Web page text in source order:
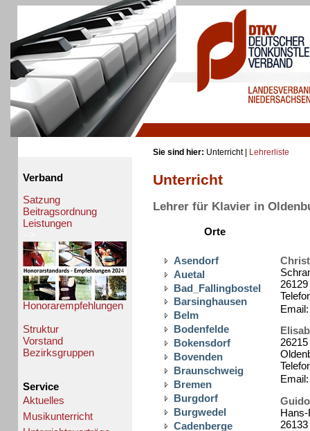
Verband
Satzung
Beitragsordnung
Leistungen
Honorarempfehlungen
Struktur
Vorstand
Bezirksgruppen
Service
Aktuelles
Musikunterricht
Sie sind hier: Unterricht | Lehrerliste
Unterricht
Lehrer für Klavier in
Orte
Asendorf
Auetal
Bad_Fallingbostel
Barsinghausen
Belm
Bodenfelde
Bokensdorf
Bovenden
Braunschweig
Bremen
Burgdorf
Burgwedel
Cadenberge